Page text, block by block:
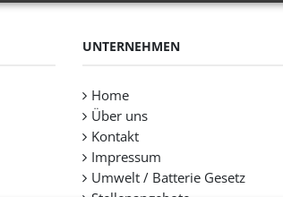
UNTERNEHMEN
Home
Über uns
Kontakt
Impressum
Umwelt / Batterie Gesetz